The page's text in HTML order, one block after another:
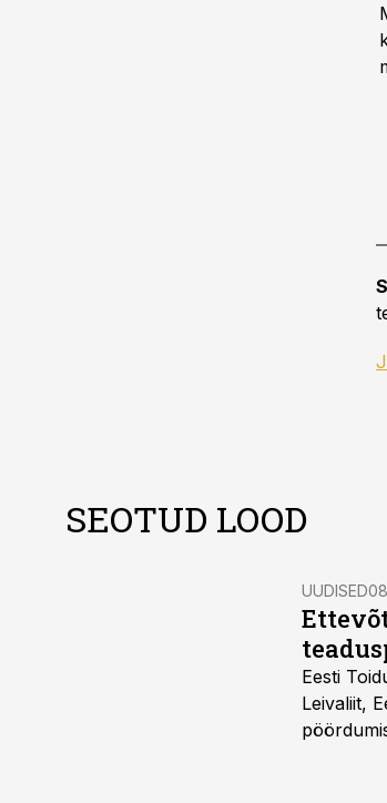
SEOTUD LOOD
UUDISED
Eesti
Leivaliit,